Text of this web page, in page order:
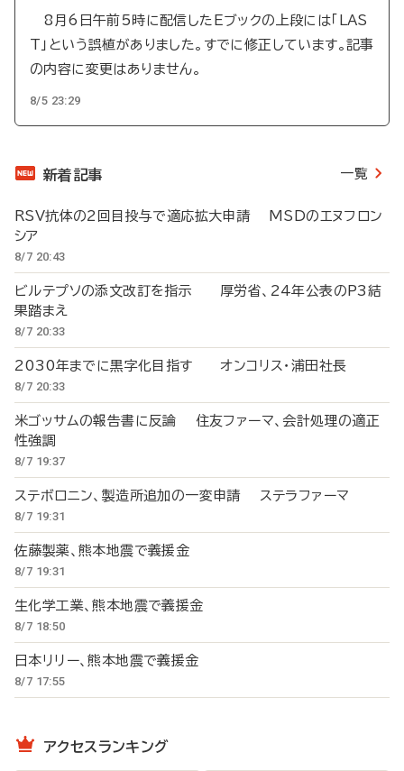
8月6日午前5時に配信したEブックの上段には「LAS
T」という誤植がありました。すでに修正しています。記事
の内容に変更はありません。
8/5 23:29
新着記事 一覧
RSV抗体の2回目投与で適応拡大申請 MSDのエヌフロン
シア
8/7 20:43
ビルテプソの添文改訂を指示 厚労省、24年公表のP3結
果踏まえ
8/7 20:33
2030年までに黒字化目指す オンコリス・浦田社長
8/7 20:33
米ゴッサムの報告書に反論 住友ファーマ、会計処理の適正
性強調
8/7 19:37
ステボロニン、製造所追加の一変申請 ステラファーマ
8/7 19:31
佐藤製薬、熊本地震で義援金
8/7 19:31
生化学工業、熊本地震で義援金
8/7 18:50
日本リリー、熊本地震で義援金
8/7 17:55
アクセスランキング